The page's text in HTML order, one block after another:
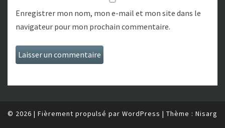
Enregistrer mon nom, mon e-mail et mon site dans le
navigateur pour mon prochain commentaire.
© 2026 | Fièrement propulsé par WordPress | Thème : Nisarg